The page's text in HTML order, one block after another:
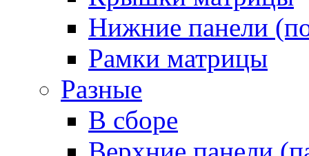
Нижние панели
Рамки матрицы
Разные
В сборе